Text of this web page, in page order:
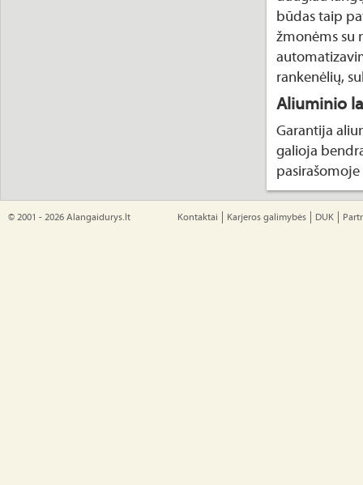
būdas taip
žmonėms su
rankenėlių,
Aliuminio
Garantija
galioja
© 2001 - 2026 Alangaidurys.lt Kontaktai Karjeros galimybės DUK